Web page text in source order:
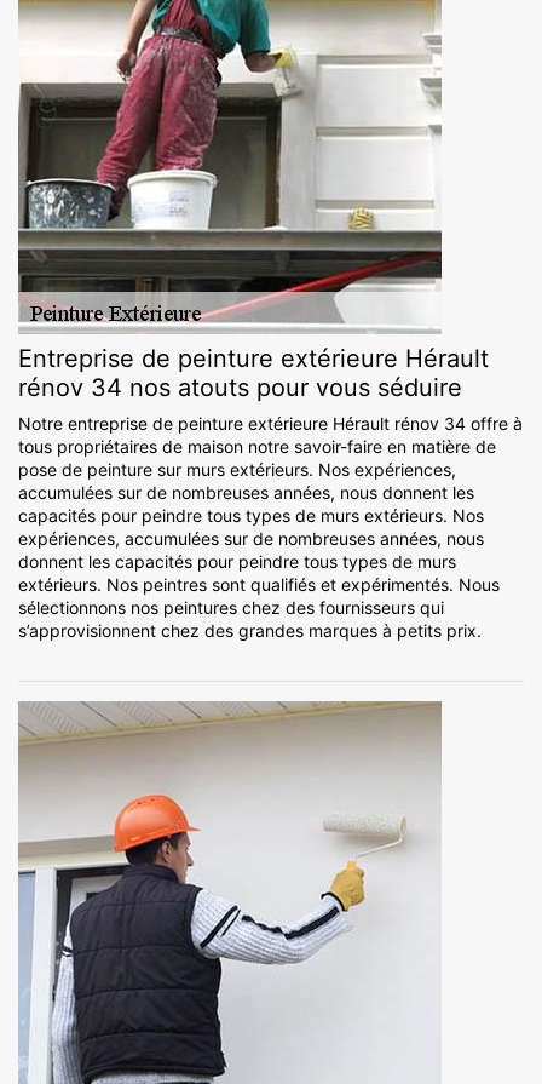
Entreprise de peinture extérieure Hérault
rénov 34 nos atouts pour vous séduire
Notre entreprise de peinture extérieure Hérault rénov 34 offre à
tous propriétaires de maison notre savoir-faire en matière de
pose de peinture sur murs extérieurs. Nos expériences,
accumulées sur de nombreuses années, nous donnent les
capacités pour peindre tous types de murs extérieurs. Nos
expériences, accumulées sur de nombreuses années, nous
donnent les capacités pour peindre tous types de murs
extérieurs. Nos peintres sont qualifiés et expérimentés. Nous
sélectionnons nos peintures chez des fournisseurs qui
s’approvisionnent chez des grandes marques à petits prix.